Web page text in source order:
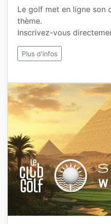
Le golf met en ligne son
thème.
Inscrivez-vous
Plus d'infos